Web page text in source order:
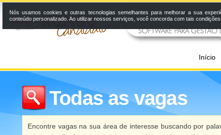
Início
Todas as vagas
Encontre vagas na sua área de interesse buscando por
Nós usamos cookies e outras tecnologias semelhantes para melhorar a sua
conteúdo personalizado. Ao utilizar nossos serviços, você concorda com tais